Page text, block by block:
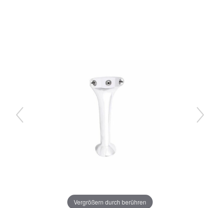
Vergrößern durch berühren